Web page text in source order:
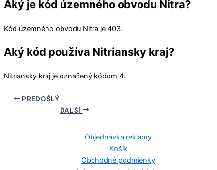
Aký je kód územného obvodu Nitra?
Kód územného obvodu Nitra je 403.
Aký kód používa Nitriansky kraj?
Nitriansky kraj je označený kódom 4.
PREDOŠLÝ
ĎALŠÍ
Objednávka reklamy
Košík
Obchodné podmienky